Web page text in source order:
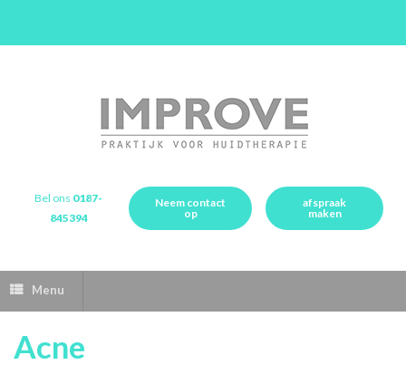
Bel ons 0187-
845394
Neem contact
op
afspraak
maken
Menu
Acne